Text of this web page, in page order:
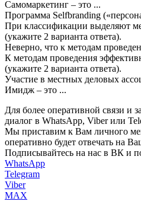
Самомаркетинг – это ...
Программа Selfbranding («
При классификации выделяют
(укажите 2 варианта ответа).
Неверно, что к методам
К методам проведения
(укажите 2 варианта ответа).
Участие в местных деловых
Имидж – это ...
Для более оперативной связи и
диалог в WhatsApp, Viber или
Мы приставим к Вам личного
оперативно будет отвечать на
Подписывайтесь на нас в ВК и
WhatsApp
Telegram
Viber
MAX